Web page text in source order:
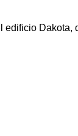
edificio Dakota,